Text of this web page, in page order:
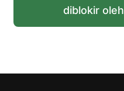
diblokir oleh